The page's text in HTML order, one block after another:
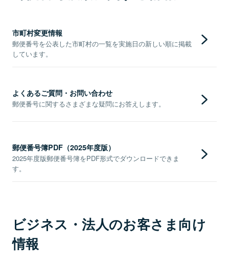
市町村変更情報
郵便番号を公表した市町村の一覧を実施日の新しい順に掲載
しています。
よくあるご質問・お問い合わせ
郵便番号に関するさまざまな疑問にお答えします。
郵便番号簿PDF（2025年度版）
2025年度版郵便番号簿をPDF形式でダウンロードできま
す。
ビジネス・法人のお客さま向け
情報